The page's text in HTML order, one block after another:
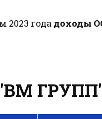
2023 года доходы
ГРУПП"